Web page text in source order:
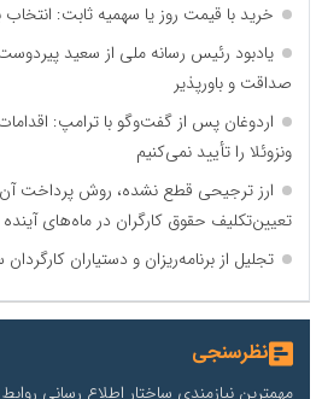
خرید با قیمت روز یا سهمیه ثابت:
یادبود رئیس رسانه ملی از سعید
صداقت و باورپذیر
اردوغان پس از گفت‌وگو با ترامپ:
ونزوئلا را تأیید نمی‌کنیم
ارز ترجیحی قطع نشده، روش پرداخت
تعیین‌تکلیف حقوق کارگران در ماه‌های آینده
تجلیل از برنامه‌ریزان و دستیاران کارگردان
نظرسنجی
مهمترین نیازمندی ساختار اطلاع رسانی